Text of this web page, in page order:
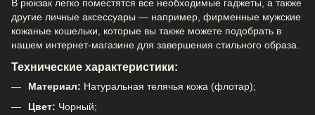
В рюкзак легко поместятся все необходимые гаджеты, а также
другие личные аксессуары — например, фирменные мужские
кожаные кошельки, которые вы также можете подобрать в
нашем интернет-магазине для завершения стильного образа.
Технические характеристики:
Материал: Натуральная телячья кожа (флотар);
Цвет: Чорный;